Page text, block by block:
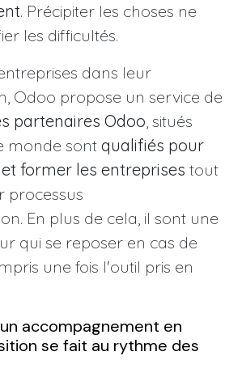
. Précipiter les choses ne
les difficultés.
dans leur
Odoo propose un service de
partenaires Odoo, situés
monde sont qualifiés pour
former les entreprises tout
processus
En plus de cela, il sont une
qui se reposer en cas de
une fois l'outil pris en
accompagnement en
se fait au rythme des